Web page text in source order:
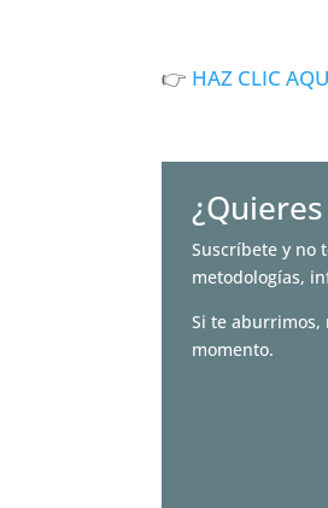
👉 HAZ CLIC
Suscríbete y no
metodologías,
Si te aburrimos,
momento.